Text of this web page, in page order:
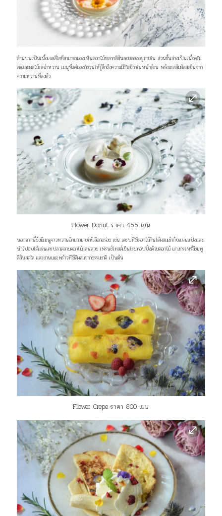
ด้านบนเป็นเนื้อเจลลี่ใสที่สามารถมองเห็นดอกไม้หลากสีสันลอยล่องอยู่ภายใน ส่วนชั้นล่างเป็นเนื้อครีม
สดและผลไม้รสฉ่ำหวาน เมนูที่แค่มองก็ชวนให้รู้สึกถึงความมีชีวิตชีวาในหน้าร้อน พร้อมรสสัมผัสสดชื่นจาก
ความหวานที่ลงตัว
Flower Donut ราคา 455 เยน
นอกจากนี้ยังมีเมนูคาวหวานอีกมากมายให้เลือกอร่อย เช่น เครปที่ใช้ดอกไม้กินได้ผสมเข้ากับเเผ่นแป้งและ
นำไปอบได้แผ่นเครปลวดลายดอกไม้แสนสวย เฟรนช์โทสต์เย็นโรยทอปปิ้งด้วยดอกไม้ แกงกระหรี่สีชมพู
สีสันสดใส และชานมมะพร้าวที่ใช้สีผสมจากธรรมชาติ เป็นต้น
Flower Crepe ราคา 800 เยน